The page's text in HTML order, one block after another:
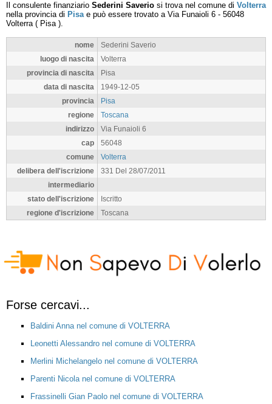
Il consulente finanziario Sederini Saverio si trova nel comune di Volterra
nella provincia di Pisae può essere trovato a Via Funaioli 6 - 56048
Volterra( Pisa).
nome
Sederini Saverio
luogo di nascita
Volterra
provincia di nascita
Pisa
data di nascita
1949-12-05
provincia
Pisa
regione
Toscana
indirizzo
Via Funaioli 6
cap
56048
comune
Volterra
delibera dell'iscrizione
331 Del 28/07/2011
intermediario
stato dell'iscrizione
Iscritto
regione d'iscrizione
Toscana
Forse cercavi...
Baldini Anna nel comune di VOLTERRA
Leonetti Alessandro nel comune di VOLTERRA
Merlini Michelangelo nel comune di VOLTERRA
Parenti Nicola nel comune di VOLTERRA
Frassinelli Gian Paolo nel comune di VOLTERRA